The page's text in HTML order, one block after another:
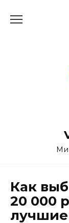
Как
20 000
лучшие